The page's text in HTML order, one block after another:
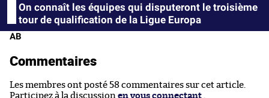
On connaît les équipes qui disputeront le troisième
tour de qualification de la Ligue Europa
AB
Commentaires
Les membres ont posté 58 commentaires sur cet article.
Participez à la discussion en vous connectant